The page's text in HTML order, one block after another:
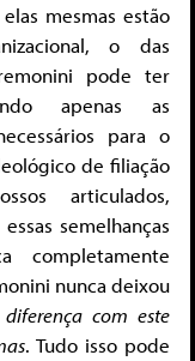
mesmas estão
o das
pode ter
apenas as
para o
de filiação
articulados,
semelhanças
completamente
nunca deixou
com este
. Tudo isso pode